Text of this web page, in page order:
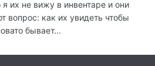
их не вижу в инвентаре и они
вопрос: как их увидеть чтобы
бывает...